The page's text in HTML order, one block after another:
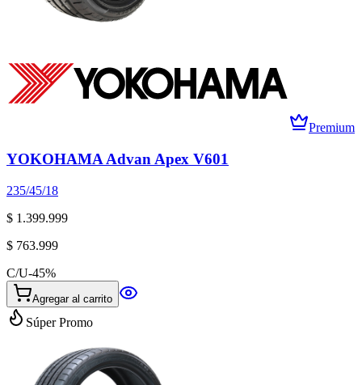
Premium
YOKOHAMA Advan Apex V601
235/45/18
$ 1.399.999
$ 763.999
C/U-45%
Agregar al carrito
Súper Promo